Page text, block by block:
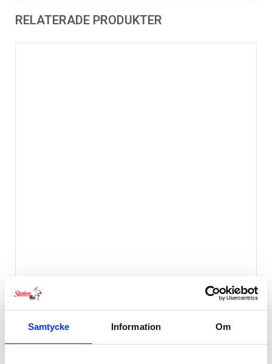
Samtycke Information Om
RELATERADE PRODUKTER